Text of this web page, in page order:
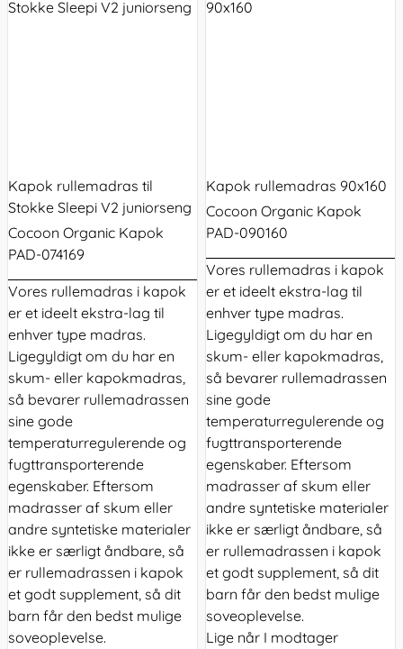
Kapok rullemadras til
Stokke Sleepi V2 juniorseng
Cocoon Organic Kapok
PAD-074169
Vores rullemadras i kapok
er et ideelt ekstra-lag til
enhver type madras.
Ligegyldigt om du har en
skum- eller kapokmadras,
så bevarer rullemadrassen
sine gode
temperaturregulerende og
fugttransporterende
egenskaber. Eftersom
madrasser af skum eller
andre syntetiske materialer
ikke er særligt åndbare, så
er rullemadrassen i kapok
et godt supplement, så dit
barn får den bedst mulige
soveoplevelse.
Kapok rullemadras 90x160
Cocoon Organic Kapok
PAD-090160
Vores rullemadras i kapok
er et ideelt ekstra-lag til
enhver type madras.
Ligegyldigt om du har en
skum- eller kapokmadras,
så bevarer rullemadrassen
sine gode
temperaturregulerende og
fugttransporterende
egenskaber. Eftersom
madrasser af skum eller
andre syntetiske materialer
ikke er særligt åndbare, så
er rullemadrassen i kapok
et godt supplement, så dit
barn får den bedst mulige
soveoplevelse.
Lige når I modtager